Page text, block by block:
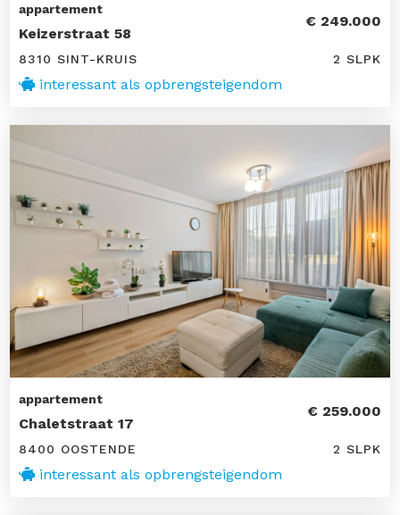
appartement
Keizerstraat 58
€ 249.000
8310 SINT-KRUIS 2 SLPK
interessant als opbrengsteigendom
appartement
Chaletstraat 17
€ 259.000
8400 OOSTENDE 2 SLPK
interessant als opbrengsteigendom